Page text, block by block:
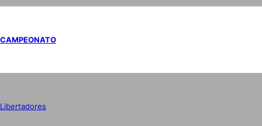
CAMPEONATO
Libertadores